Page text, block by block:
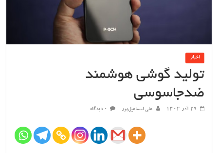
اخبار
تولید گوشی هوشمند
ضدجاسوسی
۲۹ آذر ۱۴۰۲ علی اسماعیل‌پور ۰ دیدگاه